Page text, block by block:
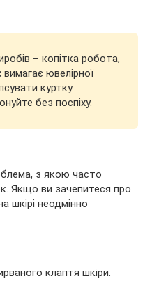
– копітка робота,
ювелірної
куртку
без поспіху.
з якою часто
Якщо ви зачепитеся про
шкірі неодмінно
клаптя шкіри.